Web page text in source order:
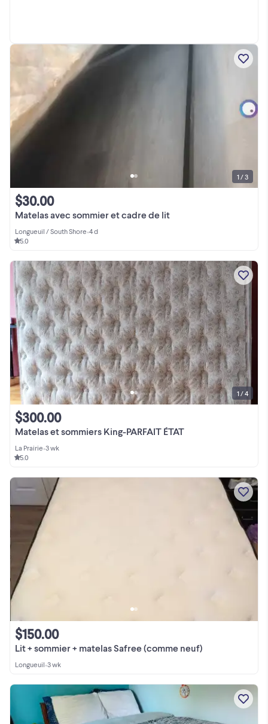
Matelas avec sommier et cadre de lit
$30.00
Longueuil / South Shore•4 d
5.0
1 / 3
Matelas et sommiers King-PARFAIT ÉTAT
$300.00
La Prairie•3 wk
5.0
1 / 4
Lit + sommier + matelas Safree (comme neuf)
$150.00
Longueuil•3 wk